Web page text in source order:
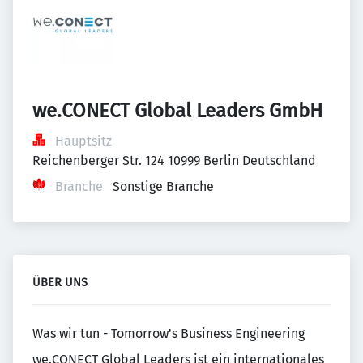
we.CONECT Global Leaders GmbH
Hauptsitz
Reichenberger Str. 124 10999 Berlin Deutschland
Branche
Sonstige Branche
ÜBER UNS
Was wir tun - Tomorrow's Business Engineering
we.CONECT Global Leaders ist ein internationales